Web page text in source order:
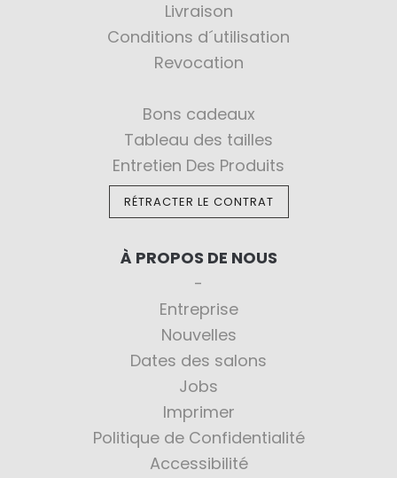
Livraison
Conditions d´utilisation
Revocation
Bons cadeaux
Tableau des tailles
Entretien Des Produits
RÉTRACTER LE CONTRAT
À PROPOS DE NOUS
Entreprise
Nouvelles
Dates des salons
Jobs
Imprimer
Politique de Confidentialité
Accessibilité